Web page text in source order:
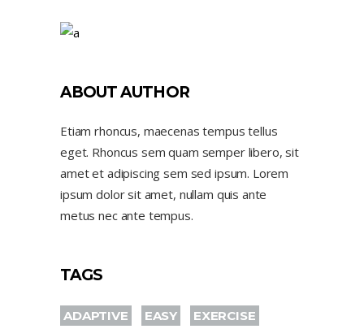
ABOUT AUTHOR
Etiam rhoncus, maecenas tempus tellus
eget. Rhoncus sem quam semper libero, sit
amet et adipiscing sem sed ipsum. Lorem
ipsum dolor sit amet, nullam quis ante
metus nec ante tempus.
TAGS
ADAPTIVE EASY
EXERCISE